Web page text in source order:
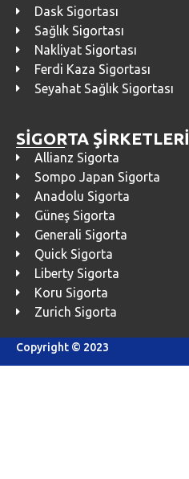
Dask Sigortası
Sağlık Sigortası
Nakliyat Sigortası
Ferdi Kaza Sigortası
Seyahat Sağlık Sigortası
SİGORTA ŞİRKETLERİ
Allianz Sigorta
Sompo Japan Sigorta
Anadolu Sigorta
Güneş Sigorta
Generali Sigorta
Quick Sigorta
Liberty Sigorta
Koru Sigorta
Zurich Sigorta
Copyright © 2023